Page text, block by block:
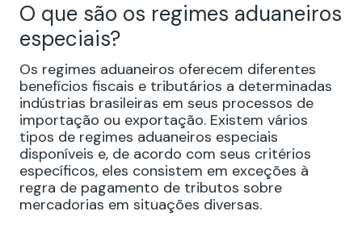
O que são os regimes aduaneiros
especiais?
Os regimes aduaneiros oferecem diferentes
benefícios fiscais e tributários a determinadas
indústrias brasileiras em seus processos de
importação ou exportação. Existem vários
tipos de regimes aduaneiros especiais
disponíveis e, de acordo com seus critérios
específicos, eles consistem em exceções à
regra de pagamento de tributos sobre
mercadorias em situações diversas.